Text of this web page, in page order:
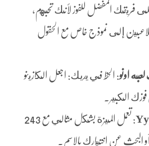
فريقك المفضل للفوز لأنك تحبهم،
إلى نموذج خاص مع الحقول
اونو: الحظ في يديك: اجعل الكازينو
الكبير.
: تعمل الميزة بشكل مثالي مع 243
أو البحث عن اختيارك بالاسم.